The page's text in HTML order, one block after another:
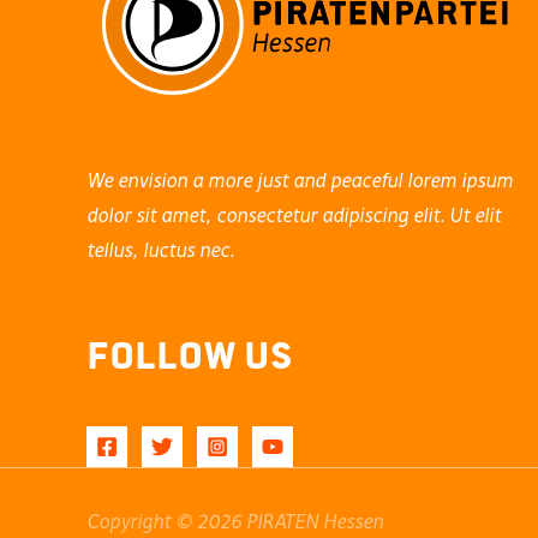
We envision a more just and peaceful lorem ipsum
dolor sit amet, consectetur adipiscing elit. Ut elit
tellus, luctus nec.
Follow Us
Copyright © 2026 PIRATEN Hessen